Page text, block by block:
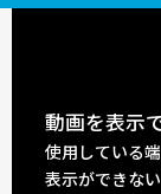
動画を表示
使用している
表示ができな